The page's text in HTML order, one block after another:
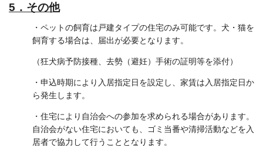
5．その他
・ペットの飼育は戸建タイプの住宅のみ可能です。犬・猫を
飼育する場合は、届出が必要となります。
（狂犬病予防接種、去勢（避妊）手術の証明等を添付）
・申込時期により入居指定日を設定し、家賃は入居指定日か
ら発生します。
・住宅により自治会への参加を求められる場合があります。
自治会がない住宅においても、ゴミ当番や清掃活動などを入
居者で協力して行うこととなります。